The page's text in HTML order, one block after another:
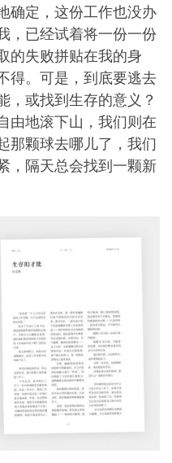
确定，这份工作也没办
，已经试着将一份一份
的失败拼贴在我的身
得。可是，到底要逃去
，或找到生存的意义？
由地滚下山，我们则在
那颗球去哪儿了，我们
，隔天总会找到一颗新